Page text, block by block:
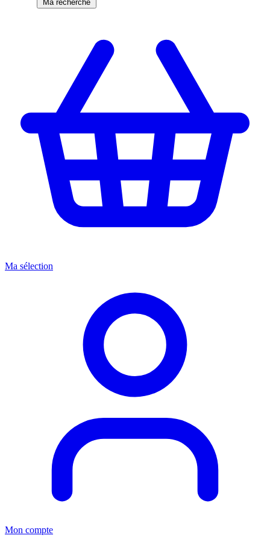
Ma recherche
Ma sélection
Mon compte